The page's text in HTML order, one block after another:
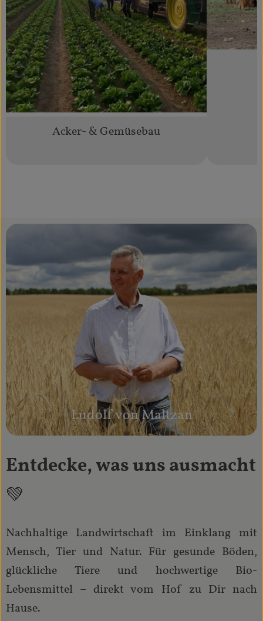
Acker- & Gemüsebau
Ludolf von Maltzan
Entdecke, was uns ausmacht
💚
Nachhaltige Landwirtschaft im Einklang mit
Mensch, Tier und Natur. Für gesunde Böden,
glückliche Tiere und hochwertige Bio-
Lebensmittel – direkt vom Hof zu Dir nach
Hause.